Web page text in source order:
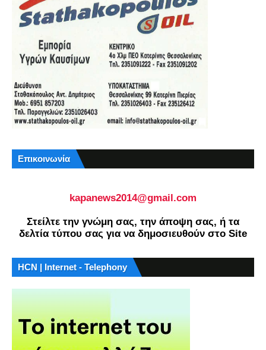
Επικοινωνία
kapanews2014@gmail.com
Στείλτε την γνώμη σας, την άποψη σας, ή τα
δελτία τύπου σας για να δημοσιευθούν στο Site
HCN | Internet - Telephony